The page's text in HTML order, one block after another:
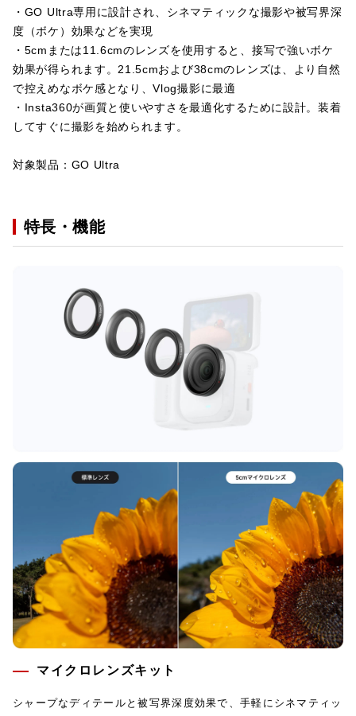
・GO Ultra専用に設計され、シネマティックな撮影や被写界深
度（ボケ）効果などを実現
・5cmまたは11.6cmのレンズを使用すると、接写で強いボケ
効果が得られます。21.5cmおよび38cmのレンズは、より自然
で控えめなボケ感となり、Vlog撮影に最適
・Insta360が画質と使いやすさを最適化するために設計。装着
してすぐに撮影を始められます。
対象製品：GO Ultra
特長・機能
マイクロレンズキット
シャープなディテールと被写界深度効果で、手軽にシネマティッ